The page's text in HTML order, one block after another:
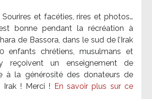
Sourires et facéties, rires et photos…
est bonne pendant la récréation à
de Bassora, dans le sud de l’Irak
enfants chrétiens, musulmans et
reçoivent un enseignement de
à la générosité des donateurs de
Irak ! Merci !
En savoir plus sur ce